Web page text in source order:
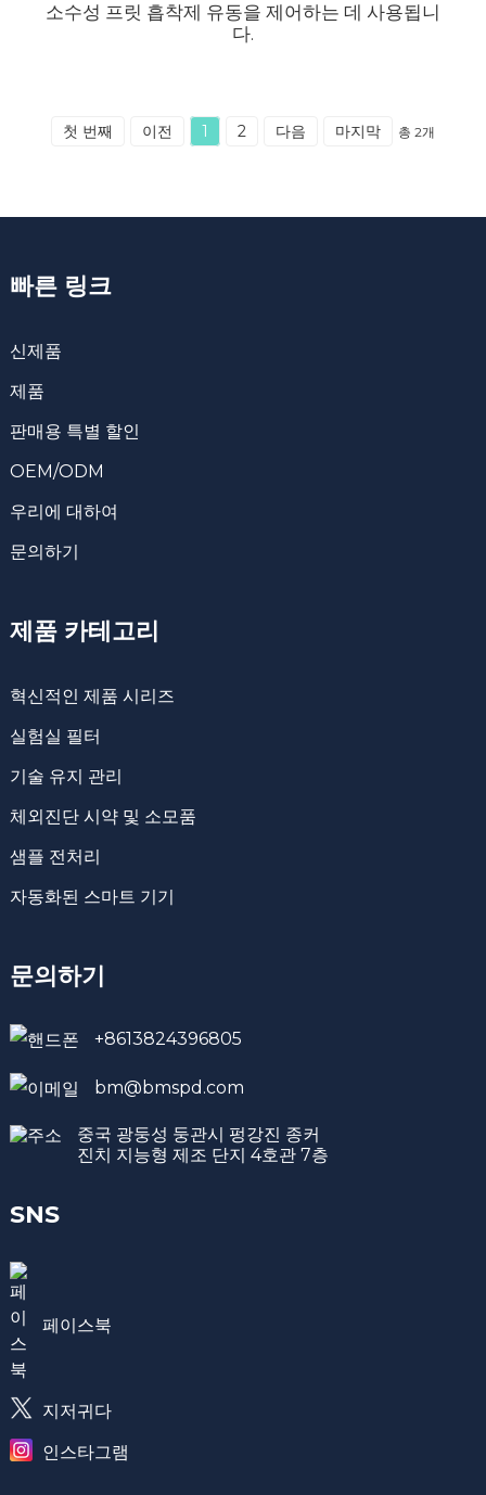
소수성 프릿 흡착제 유동을 제어하는 ​​데 사용됩니
다.
첫 번째 이전 1 2 다음 마지막 총 2개
빠른 링크
신제품
제품
판매용 특별 할인
OEM/ODM
우리에 대하여
문의하기
제품 카테고리
혁신적인 제품 시리즈
실험실 필터
기술 유지 관리
체외진단 시약 및 소모품
샘플 전처리
자동화된 스마트 기기
문의하기
+8613824396805
bm@bmspd.com
중국 광둥성 둥관시 펑강진 종커
진치 지능형 제조 단지 4호관 7층
SNS
페이스북
지저귀다
인스타그램